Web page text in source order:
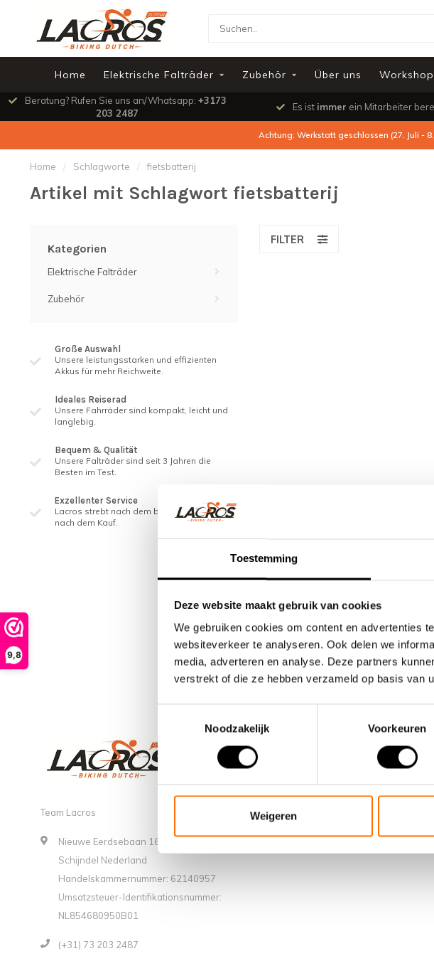
9,8
Toestemming
Deze website maakt gebruik van cookies
We gebruiken cookies om content en advertenties
websiteverkeer te analyseren. Ook delen we
media, adverteren en analyse. Deze partners
verstrekt of die ze hebben verzameld op basis van
Noodzakelijk
Voorkeuren
Weigeren
Home Elektrische Falträder Zubehör Über uns
Beratung? Rufen Sie uns an/Whatsapp: +3173
203 2487
Es ist immer ein Mitarbeiter
Achtung: Werkstatt geschlossen (27. Juli -
Home / Schlagworte / fietsbatterij
Artikel mit Schlagwort fietsbatterij
Kategorien
Elektrische Falträder
Zubehör
Große Auswahl
Unsere leistungsstarken und effizienten
Akkus für mehr Reichweite.
Ideales Reiserad
Unsere Fahrräder sind kompakt, leicht und
langlebig.
Bequem & Qualität
Unsere Falträder sind seit 3 ​​Jahren die
Besten im Test.
Exzellenter Service
Lacros strebt nach dem besten Service, auch
nach dem Kauf.
FILTER
Team Lacros
Nieuwe Eerdsebaan 16, 5482 VS
Schijndel Nederland
Handelskammernummer: 62140957
Umsatzsteuer-Identifikationsnummer:
NL854680950B01
(+31) 73 203 2487